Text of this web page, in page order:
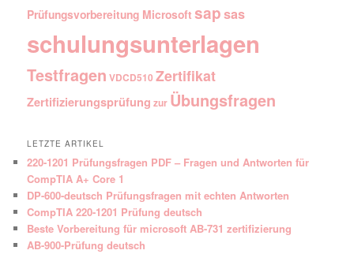
Prüfungsvorbereitung Microsoft sapsas
schulungsunterlagen
Testfragen VDCD510 Zertifikat
Zertifizierungsprüfung zur Übungsfragen
LETZTE ARTIKEL
220-1201 Prüfungsfragen PDF – Fragen und Antworten für
CompTIA A+ Core 1
DP-600-deutsch Prüfungsfragen mit echten Antworten
CompTIA 220-1201 Prüfung deutsch
Beste Vorbereitung für microsoft AB-731 zertifizierung
AB-900-Prüfung deutsch